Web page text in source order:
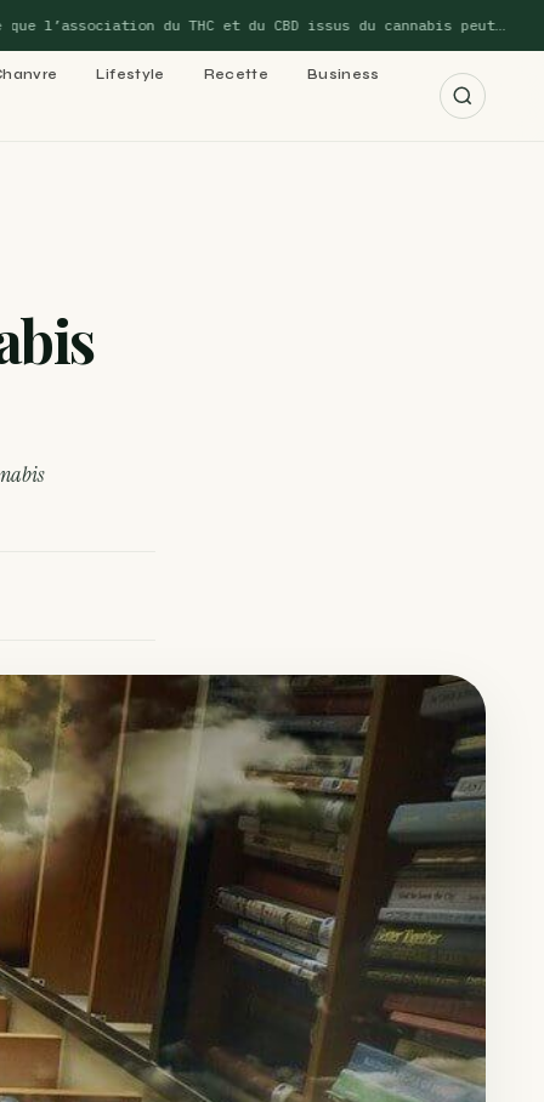
l’association du THC et du CBD issus du cannabis peut…
Lifestyle Recette Business
: le